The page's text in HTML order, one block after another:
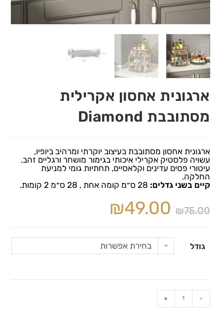
ארגונית אחסון אקרילית
מסתובבת Diamond
ארגונית אחסון מסתובבת בעיצוב יוקרתי ומרהיב ביופיו,
עשויה פלסטיק אקרילי איכותי בגימור מושחר ורגליים זהב.
עיטורי פסים עדינים וקלאסיים, תחתיות גומי למניעת
החלקה.
קיים בשני גדלים:
₪75.00
₪49.00
גודל בחירת אפשרות
-
+